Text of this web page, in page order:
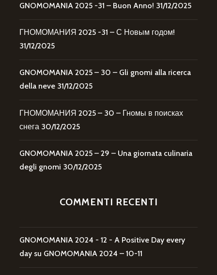
GNOMOMANIA 2025 -31 – Buon Anno! 31/12/2025
ГНОМОМАНИЯ 2025 -31 – С Новым годом!
31/12/2025
GNOMOMANIA 2025 – 30 – Gli gnomi alla ricerca
della neve 31/12/2025
ГНОМОМАНИЯ 2025 – 30 – Гномы в поисках
снега 30/12/2025
GNOMOMANIA 2025 – 29 – Una giornata culinaria
degli gnomi 30/12/2025
COMMENTI RECENTI
GNOMOMANIA 2024 - 12 - A Positive Day every
day su GNOMOMANIA 2024 – 10-11